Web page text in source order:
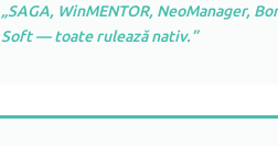
„SAGA, WinMENTOR, NeoManager,
Soft — toate rulează nativ.”